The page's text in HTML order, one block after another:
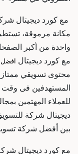
مع كورد ديجيتال
مكانة مرموقة،
واحدة من أكبر
مع كورد ديجيتال افضل
محتوى تسويقي
المستهدفين فى وقت
للعملاء المهتمين
ديجيتال شركة
بين أفضل شركة
مع كورد ديجيتال